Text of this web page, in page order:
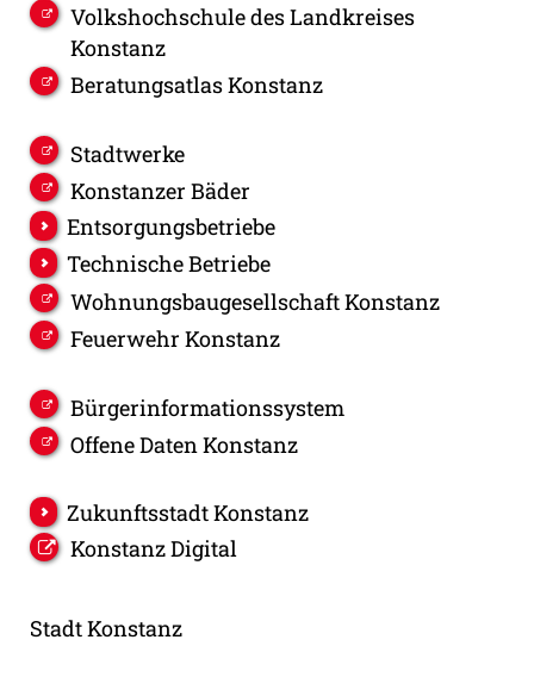
Volkshochschule des Landkreises
Konstanz
Beratungsatlas Konstanz
Stadtwerke
Konstanzer Bäder
Entsorgungsbetriebe
Technische Betriebe
Wohnungsbaugesellschaft Konstanz
Feuerwehr Konstanz
Bürgerinformationssystem
Offene Daten Konstanz
Zukunftsstadt Konstanz
Konstanz Digital
Stadt Konstanz